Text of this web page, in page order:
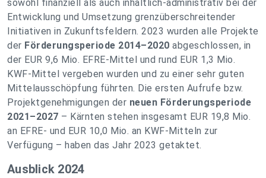
sowohl finanziell als auch inhaltlich-administrativ bei der
Entwicklung und Umsetzung grenzüberschreitender
Initiativen in Zukunftsfeldern. 2023 wurden alle Projekte
der Förderungsperiode 2014–2020 abgeschlossen, in
der EUR 9,6 Mio. EFRE-Mittel und rund EUR 1,3 Mio.
KWF-Mittel vergeben wurden und zu einer sehr guten
Mittelausschöpfung führten. Die ersten Aufrufe bzw.
Projektgenehmigungen der neuen Förderungsperiode
2021–2027 – Kärnten stehen insgesamt EUR 19,8 Mio.
an EFRE- und EUR 10,0 Mio. an KWF-Mitteln zur
Verfügung – haben das Jahr 2023 getaktet.
Ausblick 2024